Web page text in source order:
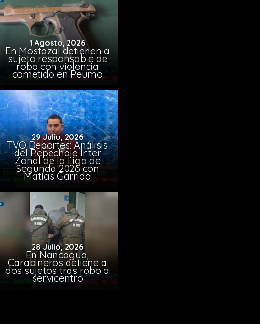
1 Agosto, 2026
En Mostazal detienen a
sujeto responsable de
robo con violencia
cometido en Peumo
29 Julio, 2026
TVO Deportes: Análisis
del Repechaje Inter
Zonal de la Liga de
Segunda 2026 con
Matías Garrido
28 Julio, 2026
En Nancagua,
Carabineros detiene a
dos sujetos tras robo a
servicentro